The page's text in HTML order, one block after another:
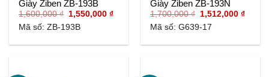
Giày Ziben ZB-193B
1,600,000₫ Giá
là:
1,550,000₫Giá
1,550,000 ₫.
Mã số: ZB-193B
Giày Ziben ZB-193N
1,700,000₫ Giá
là:
1,512,000₫Giá
Mã số: G639-17